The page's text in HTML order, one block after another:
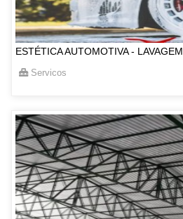
ESTÉTICA AUTOMOTIVA - LAVAGEM
Servicos